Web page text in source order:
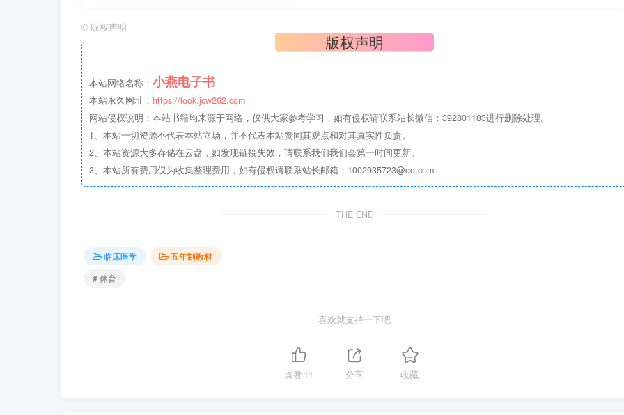
© 版权声明
版权声明
本站网络名称： 小燕电子书
本站永久网址： https://look.jcw262.com
网站侵权说明：本站书籍均来源于网络，仅供大家参考学习，如有侵权请联系站长微信：392801183进行删除处理。
1、本站一切资源不代表本站立场，并不代表本站赞同其观点和对其真实性负责。
2、本站资源大多存储在云盘，如发现链接失效，请联系我们我们会第一时间更新。
3、本站所有费用仅为收集整理费用，如有侵权请联系站长邮箱：1002935723@qq.com
THE END
临床医学
五年制教材
# 体育
喜欢就支持一下吧
点赞11 分享 收藏